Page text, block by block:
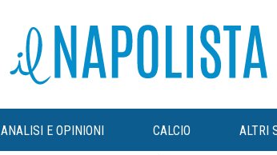
ANALISI E OPINIONI CALCIO ALTRI